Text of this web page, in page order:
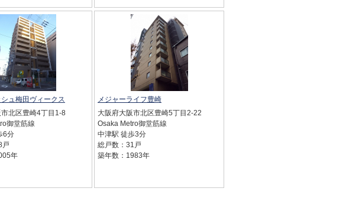
ュ梅田ヴィークス
北区豊崎4丁目1-8
御堂筋線
6分
戸
年
メジャーライフ豊崎
大阪府大阪市北区豊崎5丁目2-22
Osaka Metro御堂筋線
中津駅 徒歩3分
総戸数：31戸
築年数：1983年